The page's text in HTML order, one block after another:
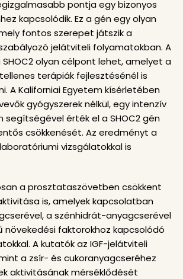
pontja egy bizonyos
kapcsolódik. Ez a gén egy olyan
fontos szerepet játszik a
jelátviteli folyamatokban. A
olyan célpont lehet, amelyet a
terápiák fejlesztésénél is
A Kaliforniai Egyetem kísérletében
gyógyszerek nélkül, egy intenzív
érték el a SHOC2 gén
csökkenését. Az eredményt a
vizsgálatokkal is
a prosztataszövetben csökkent
is, amelyek kapcsolatban
a szénhidrát-anyagcserével
növekedési faktorokhoz kapcsolódó
A kutatók az IGF-jelátviteli
a zsír- és cukoranyagcseréhez
aktivitásának mérséklődését